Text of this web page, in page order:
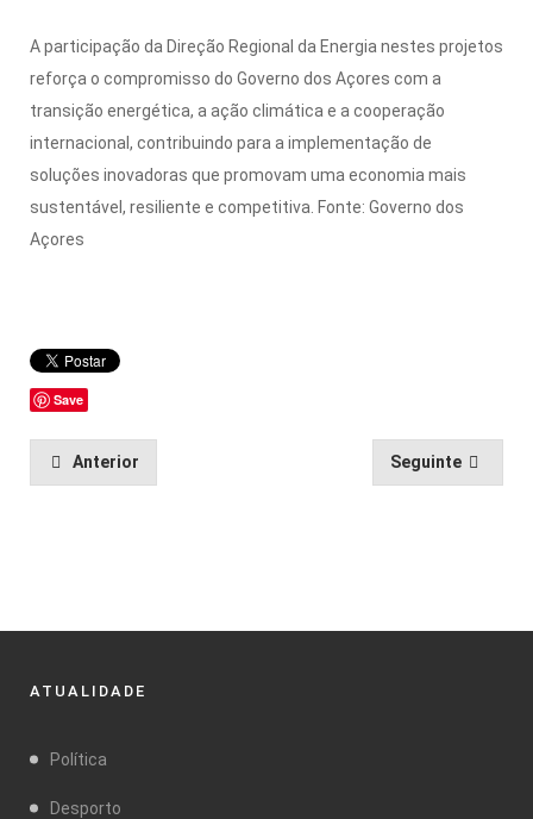
A participação da Direção Regional da Energia nestes projetos
reforça o compromisso do Governo dos Açores com a
transição energética, a ação climática e a cooperação
internacional, contribuindo para a implementação de
soluções inovadoras que promovam uma economia mais
sustentável, resiliente e competitiva. Fonte: Governo dos
Açores
Save
Anterior Seguinte
ATUALIDADE
Política
Desporto